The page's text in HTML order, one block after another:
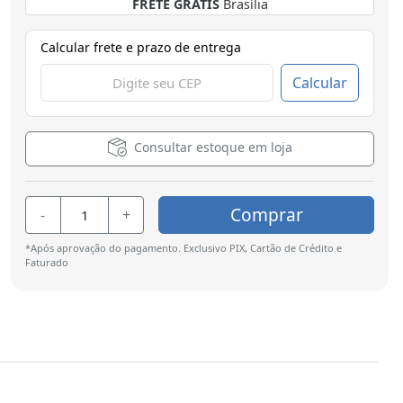
FRETE GRÁTIS Curitiba
Calcular frete e prazo de entrega
Calcular
Consultar estoque em loja
- + Comprar
*Após aprovação do pagamento. Exclusivo PIX, Cartão de Crédito e
Faturado